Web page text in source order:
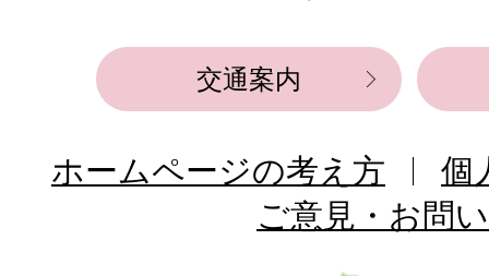
交通案内
ホームページの考え方
個
ご意見・お問